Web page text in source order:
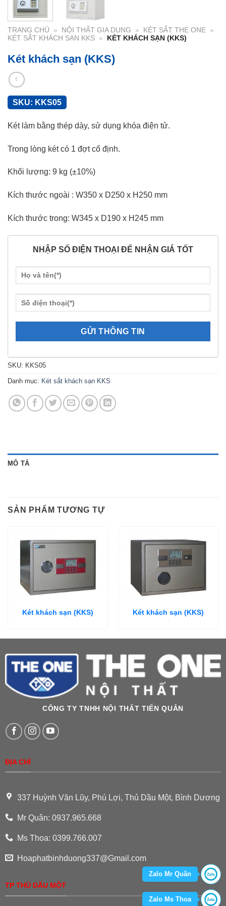
TRANG CHỦ » NỘI THẤT GIA DỤNG » KÉT SẮT THE ONE »
KÉT SẮT KHÁCH SẠN KKS » KÉT KHÁCH SẠN (KKS)
Két khách sạn (KKS)
SKU: KKS05
Két làm bằng thép dày, sử dụng khóa điện tử.
Trong lòng két có 1 đợt cố định.
Khối lượng: 9 kg (±10%)
Kích thước ngoài : W350 x D250 x H250 mm
Kích thước trong: W345 x D190 x H245 mm
NHẬP SỐ ĐIỆN THOẠI ĐỂ NHẬN GIÁ TỐT
SKU: KKS05
Danh mục: Két sắt khách sạn KKS
MÔ TẢ
SẢN PHẨM TƯƠNG TỰ
Két khách sạn (KKS) Két khách sạn (KKS)
CÔNG TY TNHH NỘI THẤT TIẾN QUÂN
ĐỊA CHỈ
337 Huỳnh Văn Lũy, Phú Lợi, Thủ Dầu Một, Bình Dương
Mr Quân: 0937.965.668
Ms Thoa: 0399.766.007
Hoaphatbinhduong337@Gmail.com
TP THỦ DẦU MỘT
Zalo Mr Quân
Zalo Ms Thoa